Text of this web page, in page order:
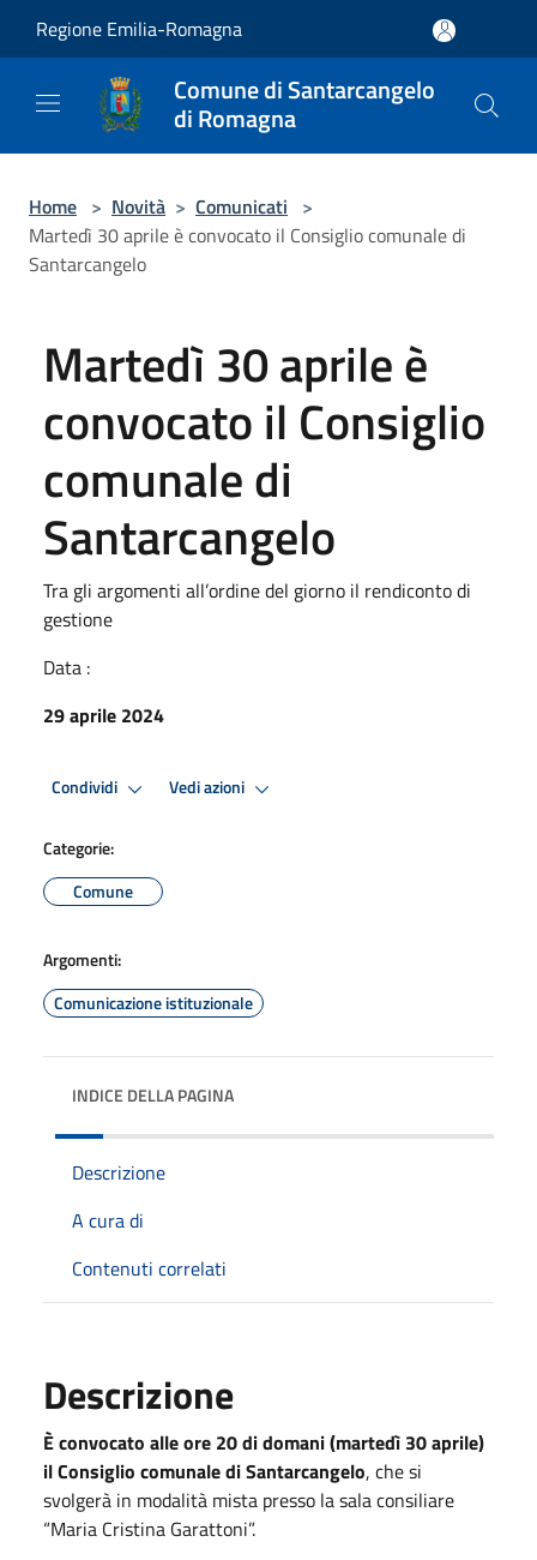
Regione Emilia-Romagna
Comune di Santarcangelo
di Romagna
Home > Novità > Comunicati >
Martedì 30 aprile è convocato il Consiglio comunale di
Santarcangelo
Martedì 30 aprile è
convocato il Consiglio
comunale di
Santarcangelo
Tra gli argomenti all’ordine del giorno il rendiconto di
gestione
Data :
29 aprile 2024
Condividi Vedi azioni
Categorie:
Comune
Argomenti:
Comunicazione istituzionale
INDICE DELLA PAGINA
Descrizione
A cura di
Contenuti correlati
Descrizione
È convocato alle ore 20 di domani (martedì 30 aprile)
il Consiglio comunale di Santarcangelo, che si
svolgerà in modalità mista presso la sala consiliare
“Maria Cristina Garattoni”.